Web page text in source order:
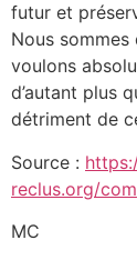
futur et
Nous sommes
voulons
d’autant plus
détriment de
Source :
reclus.org/
MC